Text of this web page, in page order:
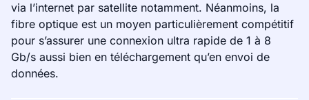
via l’internet par satellite notamment. Néanmoins, la
fibre optique est un moyen particulièrement compétitif
pour s’assurer une connexion ultra rapide de 1 à 8
Gb/s aussi bien en téléchargement qu’en envoi de
données.